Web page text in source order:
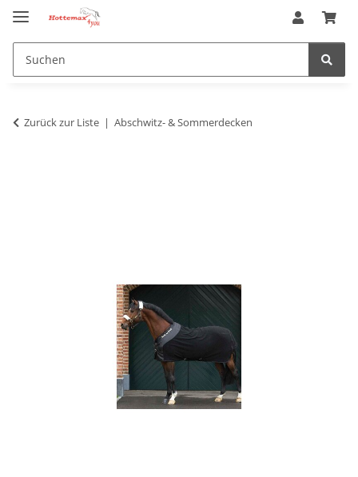
Zurück zur Liste Abschwitz- & Sommerdecken